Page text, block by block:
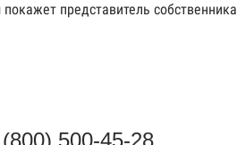
представитель собственника